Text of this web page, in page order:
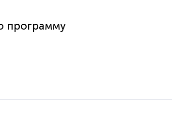
программу